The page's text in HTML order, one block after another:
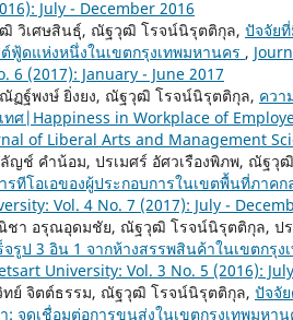
July - December 2016
วิเศษสินธุ์, ณัฐวุฒิ โรจน์นิรุตติกุล, ปัจจัย
ฟู้ดแห่งหนึ่งในเขตกรุงเทพมหานคร ,
6 (2017): January - June 2017
ฏฐ์พงษ์ ยิ่งยง, ณัฐวุฒิ โรจน์นิรุตติกุล, ควา
ทศ|Happiness in Workplace of
of Liberal Arts and Management
ญช์ คำน้อม, ปรเมศร์ อัศวเรืองพิภพ, ณัฐวุ
รทีโอเอของผู้ประกอบการในเขตพื้นที่ภาคก
Vol. 4 No. 7 (2017): July -
า อรุณอุดมชัย, ณัฐวุฒิ โรจน์นิรุตติกุล, ปร
จรูป 3 อิน 1 จากห้างสรรพสินค้าในเขตกรุง
University: Vol. 3 No. 5 (2016):
ทย์ จิตต์ธรรม, ณัฐวุฒิ โรจน์นิรุตติกุล, ปัจจั
: จุดเชื่อมต่อการขนส่งในเขตกรุงเทพมหาน